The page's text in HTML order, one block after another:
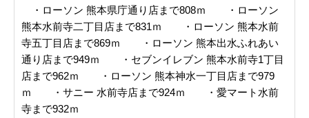
・ローソン 熊本県庁通り店まで808ｍ ・ローソン
熊本水前寺二丁目店まで831ｍ ・ローソン 熊本水前
寺五丁目店まで869ｍ ・ローソン 熊本出水ふれあい
通り店まで949ｍ ・セブンイレブン 熊本水前寺1丁目
店まで962ｍ ・ローソン 熊本神水一丁目店まで979
ｍ ・サニー 水前寺店まで924ｍ ・愛マート水前
寺まで932ｍ